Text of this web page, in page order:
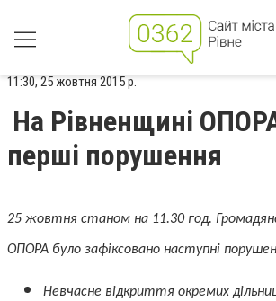
11:30, 25 жовтня 2015 р.
На Рівненщині
перші порушення
25 жовтня станом на 11.30 год.
ОПОРА було зафіксовано наступні
Невчасне відкриття окремих